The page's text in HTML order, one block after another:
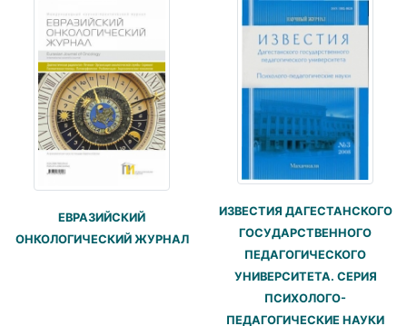
ЕВРАЗИЙСКИЙ
ОНКОЛОГИЧЕСКИЙ ЖУРНАЛ
ИЗВЕСТИЯ ДАГЕСТАНСКОГО
ГОСУДАРСТВЕННОГО
ПЕДАГОГИЧЕСКОГО
УНИВЕРСИТЕТА. СЕРИЯ
ПСИХОЛОГО-
ПЕДАГОГИЧЕСКИЕ НАУКИ